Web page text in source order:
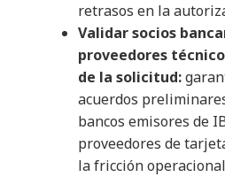
retrasos en la
Validar socios
proveedores
de la solicitud:
acuerdos
bancos emisores de
proveedores de
la fricción